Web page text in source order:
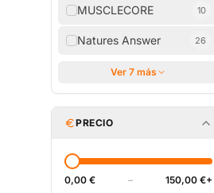
MUSCLECORE 10
Natures Answer 26
Ver 7 más
PRECIO
0,00 € – 150,00 €+